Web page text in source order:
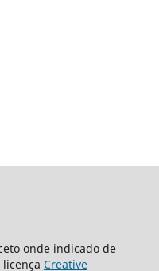
onde indicado de
Creative